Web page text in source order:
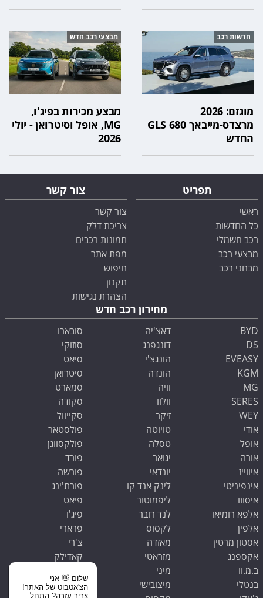
חדשות רכב
מוגזם: 2026
מרצדס-מייבאך GLS 680
החדש
מבצעי רכב חדש
מבצע מכירות בפיג'ו,
MG, אופל וסיטרואן - יולי
2026
תפריט
ראשי
כל החדשות
רכב חשמלי
מבצעי רכב
מבחני רכב
צור קשר
צור קשר
צריכת דלק
תמונות רכבים
מפת אתר
חיפוש
תקנון
הצהרת נגישות
מחירון רכב חדש
BYD
DS
EVEASY
KGM
MG
SERES
WEY
אודי
אופל
אורה
איווייז
אינפיניטי
איסוזו
אלפא רומיאו
אלפין
אסטון מרטין
אקספנג
ב.מ.וו
בנטלי
דאצ'יה
דונגפנג
הונגצ'י
הונדה
וויה
וולוו
זיקר
טויוטה
טסלה
יגואר
יונדאי
לינק אנד קו
ליפמוטור
לנד רובר
לקסוס
מאזדה
מזראטי
מיני
מיצובישי
סובארו
סוזוקי
סיאט
סיטרואן
סמארט
סקודה
סקייוול
פולסטאר
פולקסווגן
פורד
פורשה
פורת'ינג
פיאט
פיג'ו
פרארי
צ'רי
קאדילק
קיה
שלום 👋 אני
הצ'אטבוט של האתר!
צריך עזרה? התחל